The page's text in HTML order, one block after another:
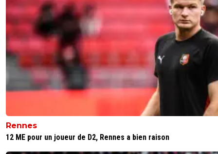
Rennes
12 ME pour un joueur de D2, Rennes a bien raison